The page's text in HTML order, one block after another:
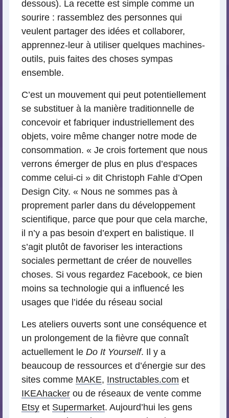
dessous). La recette est simple comme un
sourire : rassemblez des personnes qui
veulent partager des idées et collaborer,
apprennez-leur à utiliser quelques machines-
outils, puis faites des choses sympas
ensemble.
C’est un mouvement qui peut potentiellement
se substituer à la manière traditionnelle de
concevoir et fabriquer industriellement des
objets, voire même changer notre mode de
consommation. « Je crois fortement que nous
verrons émerger de plus en plus d’espaces
comme celui-ci » dit Christoph Fahle d’Open
Design City. « Nous ne sommes pas à
proprement parler dans du développement
scientifique, parce que pour que cela marche,
il n’y a pas besoin d’expert en balistique. Il
s’agit plutôt de favoriser les interactions
sociales permettant de créer de nouvelles
choses. Si vous regardez Facebook, ce bien
moins sa technologie qui a influencé les
usages que l’idée du réseau social
Les ateliers ouverts sont une conséquence et
un prolongement de la fièvre que connaît
actuellement le Do It Yourself. Il y a
beaucoup de ressources et d’énergie sur des
sites comme MAKE, Instructables.com et
IKEAhacker ou de réseaux de vente comme
Etsy et Supermarket. Aujourd’hui les gens